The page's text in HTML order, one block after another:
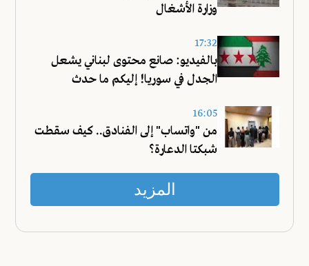
وزارة الأشغال
17:32
بالفيديو: صانع محتوى لبناني يشعل
الجدل في سوريا! إليكم ما حدث
16:05
من "واتساب" إلى الفنادق.. كيف سقطت
شبكتا الدعارة؟
المزيد